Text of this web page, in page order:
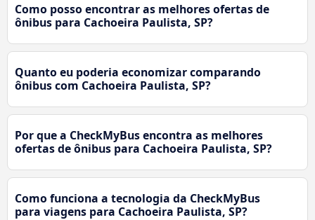
Como posso encontrar as melhores ofertas de
ônibus para Cachoeira Paulista, SP?
Quanto eu poderia economizar comparando
ônibus com Cachoeira Paulista, SP?
Por que a CheckMyBus encontra as melhores
ofertas de ônibus para Cachoeira Paulista, SP?
Como funciona a tecnologia da CheckMyBus
para viagens para Cachoeira Paulista, SP?